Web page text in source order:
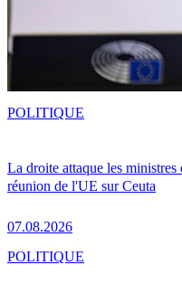
La droite attaque les
réunion de l'UE sur Ceuta
07.08.2026
POLITIQUE
POLITIQUE